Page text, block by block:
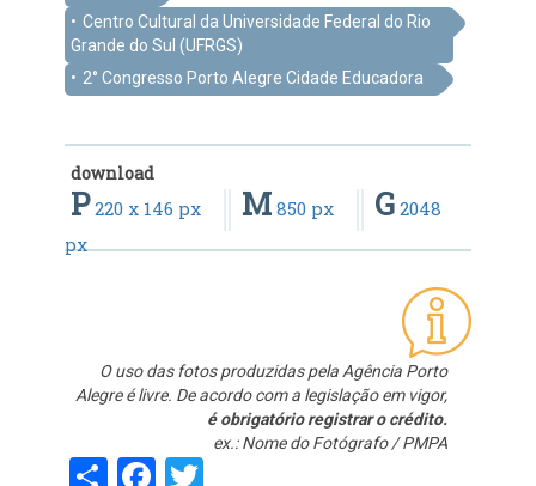
Centro Cultural da Universidade Federal do Rio
Grande do Sul (UFRGS)
2° Congresso Porto Alegre Cidade Educadora
download
P220 x 146 px M 850 px G 2048
px
O uso das fotos produzidas pela Agência Porto
Alegre é livre. De acordo com a legislação em vigor,
é obrigatório registrar o crédito.
ex.: Nome do Fotógrafo / PMPA
ShareFacebook